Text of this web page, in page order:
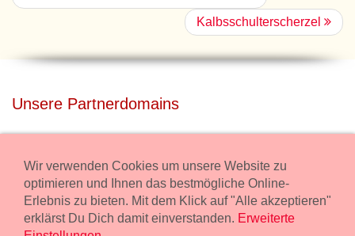
Kalbsschulterscherzel
Unsere Partnerdomains
Miete unser Haus bei Wiener Neustadt für Deine Party mit
Übernachtung.
freilaender.at
Wir verwenden Cookies um unsere Website zu
optimieren und Ihnen das bestmögliche Online-
Erlebnis zu bieten. Mit dem Klick auf "Alle akzeptieren"
erklärst Du Dich damit einverstanden. Erweiterte